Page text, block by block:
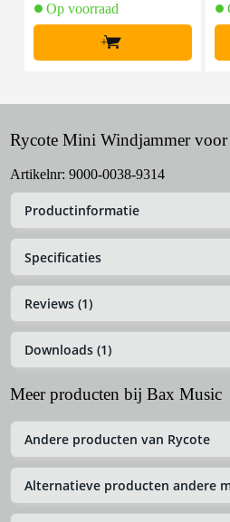
Op voorraad
+
Rycote Mini Windjammer
Artikelnr: 9000-0038-9314
Productinformatie
Specificaties
Reviews (1)
Downloads (1)
Meer producten bij Bax Music
Andere producten van Rycote
Alternatieve producten andere